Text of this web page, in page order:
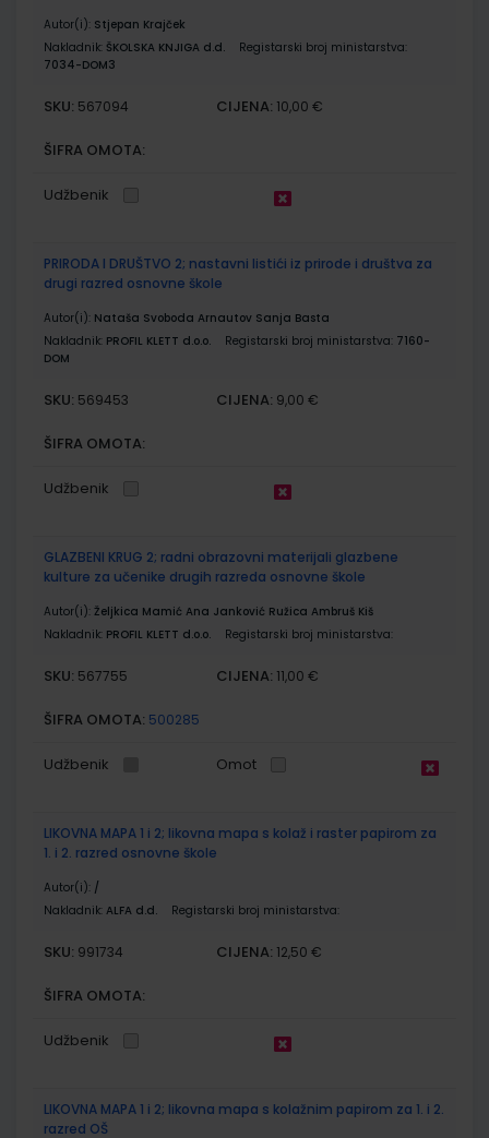
Autor(i): Stjepan Krajček
Nakladnik: ŠKOLSKA KNJIGA d.d.
Registarski broj ministarstva:
7034-DOM3
SKU: 567094 CIJENA: 10,00 €
ŠIFRA OMOTA:
Udžbenik
PRIRODA I DRUŠTVO 2; nastavni listići iz prirode i društva za
drugi razred osnovne škole
Autor(i): Nataša Svoboda Arnautov Sanja Basta
Nakladnik: PROFIL KLETT d.o.o. Registarski broj ministarstva: 7160-
DOM
SKU: 569453 CIJENA: 9,00 €
ŠIFRA OMOTA:
Udžbenik
GLAZBENI KRUG 2; radni obrazovni materijali glazbene
kulture za učenike drugih razreda osnovne škole
Autor(i): Željkica Mamić Ana Janković Ružica Ambruš Kiš
Nakladnik: PROFIL KLETT d.o.o. Registarski broj ministarstva:
SKU: 567755 CIJENA: 11,00 €
ŠIFRA OMOTA: 500285
Udžbenik Omot
LIKOVNA MAPA 1 i 2; likovna mapa s kolaž i raster papirom za
1. i 2. razred osnovne škole
Autor(i): /
Nakladnik: ALFA d.d. Registarski broj ministarstva:
SKU: 991734 CIJENA: 12,50 €
ŠIFRA OMOTA:
Udžbenik
LIKOVNA MAPA 1 i 2; likovna mapa s kolažnim papirom za 1. i 2.
razred OŠ